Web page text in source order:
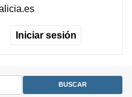
Iniciar sesión